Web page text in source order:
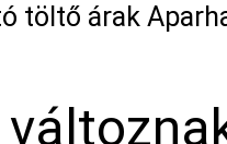
töltő árak